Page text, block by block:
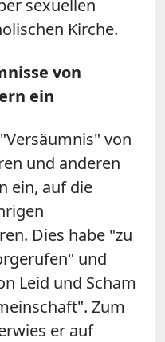
sexuellen
Kirche.
von
ein
von
und anderen
ein, auf die
Dies habe "zu
und
Leid und Scham
Zum
er auf